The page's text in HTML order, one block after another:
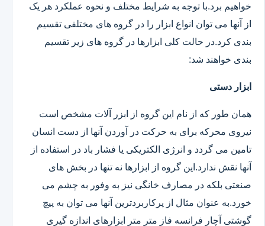
خواهیم برد.با توجه به شرایط مختلف و نحوه عملکرد هر یک
از آنها می توان انواع ابزار را در گروه های مختلفی تقسیم
بندی کرد.در حالت کلی ابزارها در گروه های زیر تقسیم
بندی خواهند شد:
ابزار دستی
همان طور که از نام این گروه از ابزر آلات مشخص است
نیروی محرکه برای به حرکت در آوردن آنها از دست انسان
تامین می گردد و انرژی الکتریکی یا فشار باد در استفاده از
آنها نقش ندارد.این گروه از ابزارها نه تنها در بخش های
صنعتی بلکه در مصارف خانگی نیز به وفور به چشم می
خورد.به عنوان مثال از پرکاربردترین آنها می توان به پیچ
گوشتی آچار فرانسه فاز متر متر ابزارهای اندازه گیری